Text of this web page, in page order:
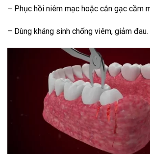
– Phục hồi niêm mạc hoặc cắn gạc cầm
– Dùng kháng sinh chống viêm, giảm đau.